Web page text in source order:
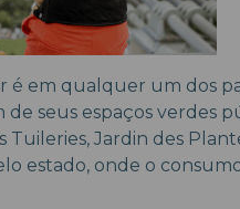
é em qualquer um dos
seus espaços verdes
Tuileries, Jardin des
estado, onde o